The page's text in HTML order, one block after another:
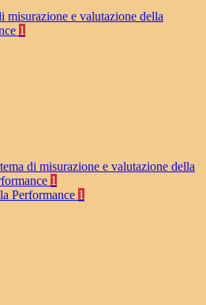
misurazione e valutazione della
1
di misurazione e valutazione della
1
Performance 1